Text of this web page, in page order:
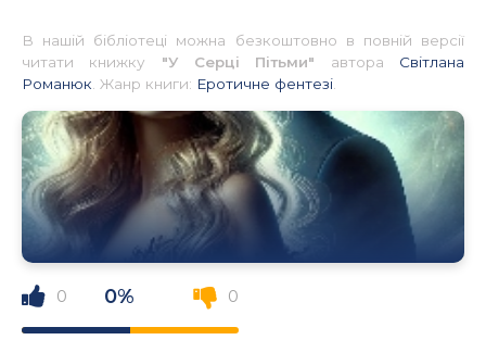
В нашій бібліотеці можна безкоштовно в повній версії
читати книжку "У Серці Пітьми" автора Світлана
Романюк . Жанр книги: Еротичне фентезі
0 0% 0